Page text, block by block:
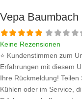
Vepa
Keine Rezensionen
⭐ Kundenstimmen zum
Erfahrungen mit diesem
Ihre Rückmeldung! Teilen
Kühlen oder im Service,